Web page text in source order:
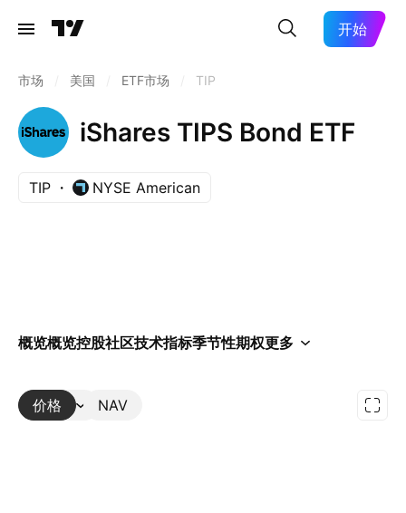
开始
市场 美国 ETF市场 TIP
iShares TIPS Bond ETF
TIP NYSE American
概览概览控股社区技术指标季节性期权更多
价格 NAV
更多